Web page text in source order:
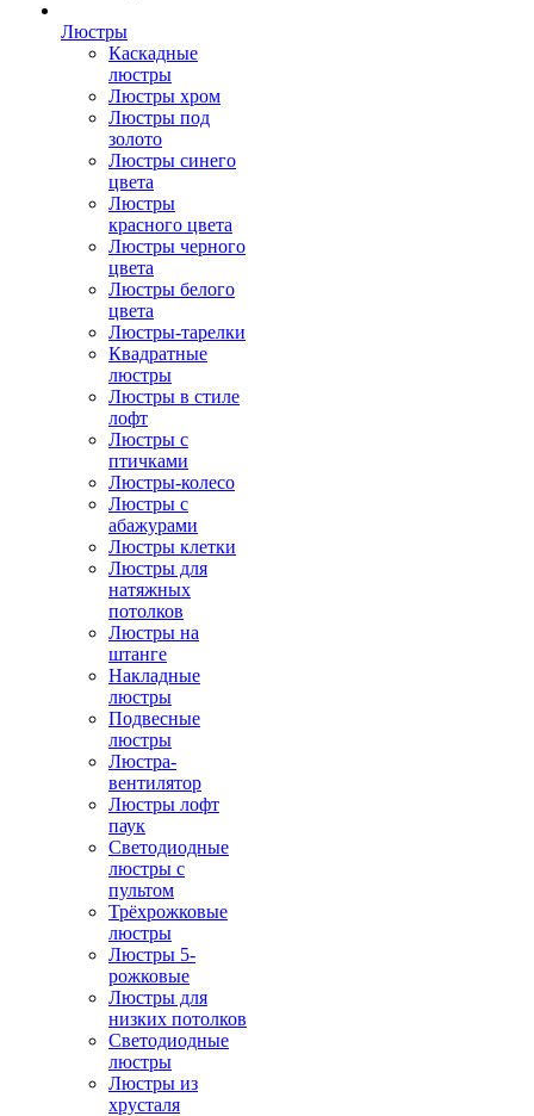
Люстры
Каскадные
люстры
Люстры хром
Люстры под
золото
Люстры синего
цвета
Люстры
красного цвета
Люстры черного
цвета
Люстры белого
цвета
Люстры-тарелки
Квадратные
люстры
Люстры в стиле
лофт
Люстры с
птичками
Люстры-колесо
Люстры с
абажурами
Люстры клетки
Люстры для
натяжных
потолков
Люстры на
штанге
Накладные
люстры
Подвесные
люстры
Люстра-
вентилятор
Люстры лофт
паук
Светодиодные
люстры с
пультом
Трёхрожковые
люстры
Люстры 5-
рожковые
Люстры для
низких потолков
Cветодиодные
люстры
Люстры из
хрусталя